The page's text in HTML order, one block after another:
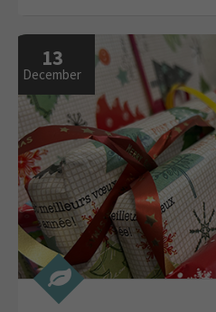
13
December